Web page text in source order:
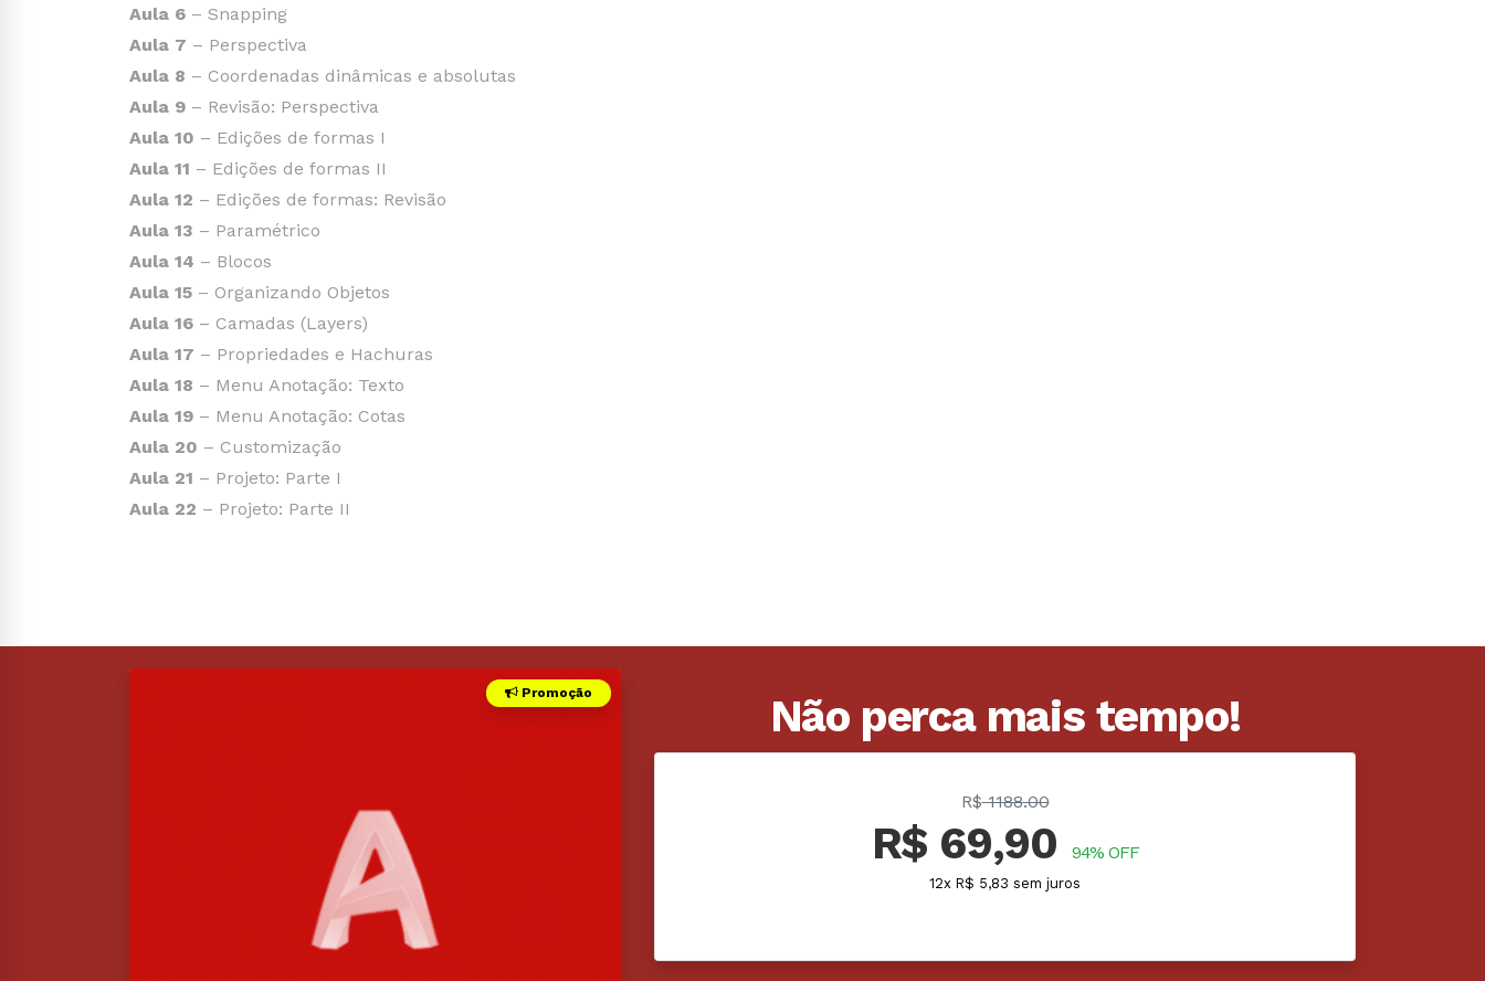
Aula 6 – Snapping
Aula 7 – Perspectiva
Aula 8 – Coordenadas dinâmicas e absolutas
Aula 9 – Revisão: Perspectiva
Aula 10 – Edições de formas I
Aula 11 – Edições de formas II
Aula 12 – Edições de formas: Revisão
Aula 13 – Paramétrico
Aula 14 – Blocos
Aula 15 – Organizando Objetos
Aula 16 – Camadas (Layers)
Aula 17 – Propriedades e Hachuras
Aula 18 – Menu Anotação: Texto
Aula 19 – Menu Anotação: Cotas
Aula 20 – Customização
Aula 21 – Projeto: Parte I
Aula 22 – Projeto: Parte II
Promoção Não perca mais tempo!
R$1188.00
R$ 69,90 94% OFF
12x R$ 5,83 sem juros